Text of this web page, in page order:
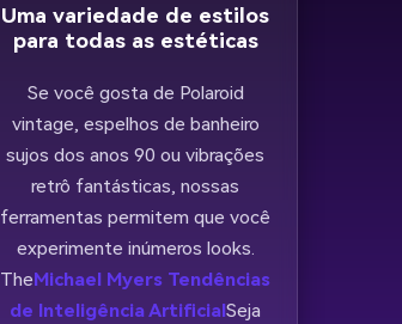
Uma variedade de estilos
para todas as estéticas
Se você gosta de Polaroid
vintage, espelhos de banheiro
sujos dos anos 90 ou vibrações
retrô fantásticas, nossas
ferramentas permitem que você
experimente inúmeros looks.
TheMichael Myers Tendências
de Inteligência ArtificialSeja